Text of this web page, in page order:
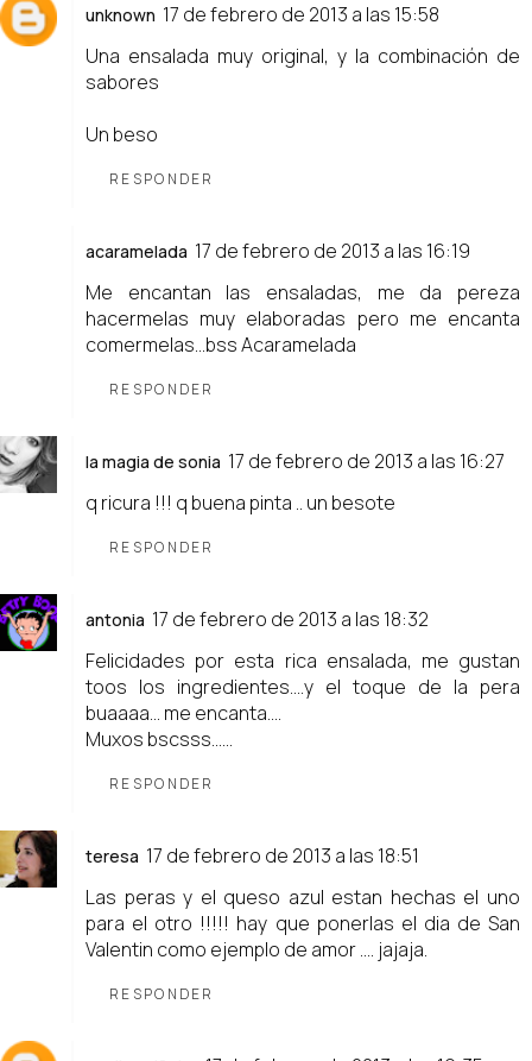
unknown 17 de febrero de 2013 a las 15:58
Una ensalada muy original, y la combinación de
sabores
Un beso
RESPONDER
acaramelada 17 de febrero de 2013 a las 16:19
Me encantan las ensaladas, me da pereza
hacermelas muy elaboradas pero me encanta
comermelas...bss Acaramelada
RESPONDER
la magia de sonia 17 de febrero de 2013 a las 16:27
q ricura !!! q buena pinta .. un besote
RESPONDER
antonia 17 de febrero de 2013 a las 18:32
Felicidades por esta rica ensalada, me gustan
toos los ingredientes....y el toque de la pera
buaaaa... me encanta....
Muxos bscsss......
RESPONDER
teresa 17 de febrero de 2013 a las 18:51
Las peras y el queso azul estan hechas el uno
para el otro !!!!! hay que ponerlas el dia de San
Valentin como ejemplo de amor .... jajaja.
RESPONDER